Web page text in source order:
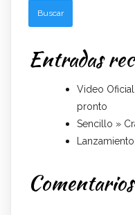
Entradas
Video
pronto
Sencillo »